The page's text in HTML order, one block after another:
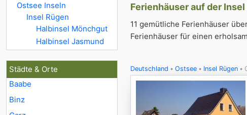
Ostsee Inseln
Insel Rügen
Halbinsel Mönchgut
Halbinsel Jasmund
Städte & Orte
Baabe
Binz
7
Ferienhäuser auf der
11 gemütliche Ferienhäuser
Ferienhäuser für einen
Deutschland Ostsee Insel Rügen